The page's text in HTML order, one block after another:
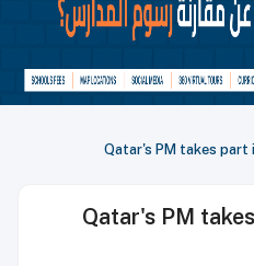
Qatar's PM takes part
Qatar's PM